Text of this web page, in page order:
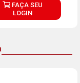
FAÇA SEU
LOGIN